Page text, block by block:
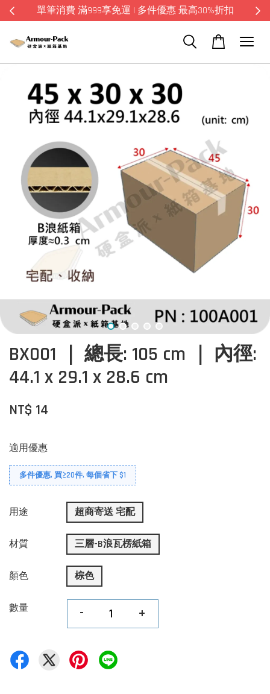
單筆消費 滿999享免運 | 多件優惠 最高30%折扣
BX001 ｜ 總長: 105 cm ｜ 內徑:
44.1 x 29.1 x 28.6 cm
NT$ 14
適用優惠
多件優惠, 買≥20件, 每個省下 $1
用途 超商寄送 宅配
材質 三層-B浪瓦楞紙箱
顏色 棕色
數量 - +